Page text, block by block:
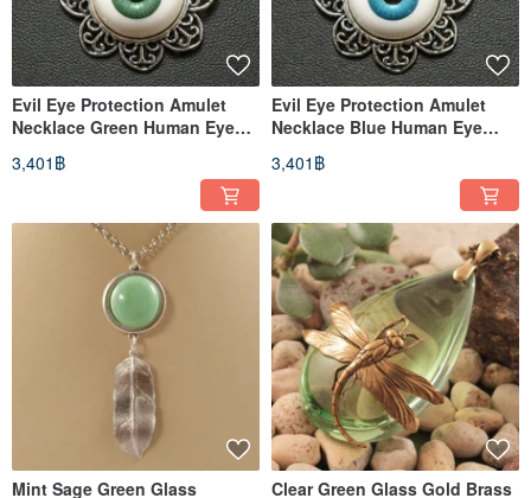
Evil Eye Protection Amulet
Necklace Green Human Eye
3,401฿
Evil Eye Protection Amulet
Necklace Blue Human Eye
3,401฿
Mint Sage Green Glass
Clear Green Glass Gold Brass